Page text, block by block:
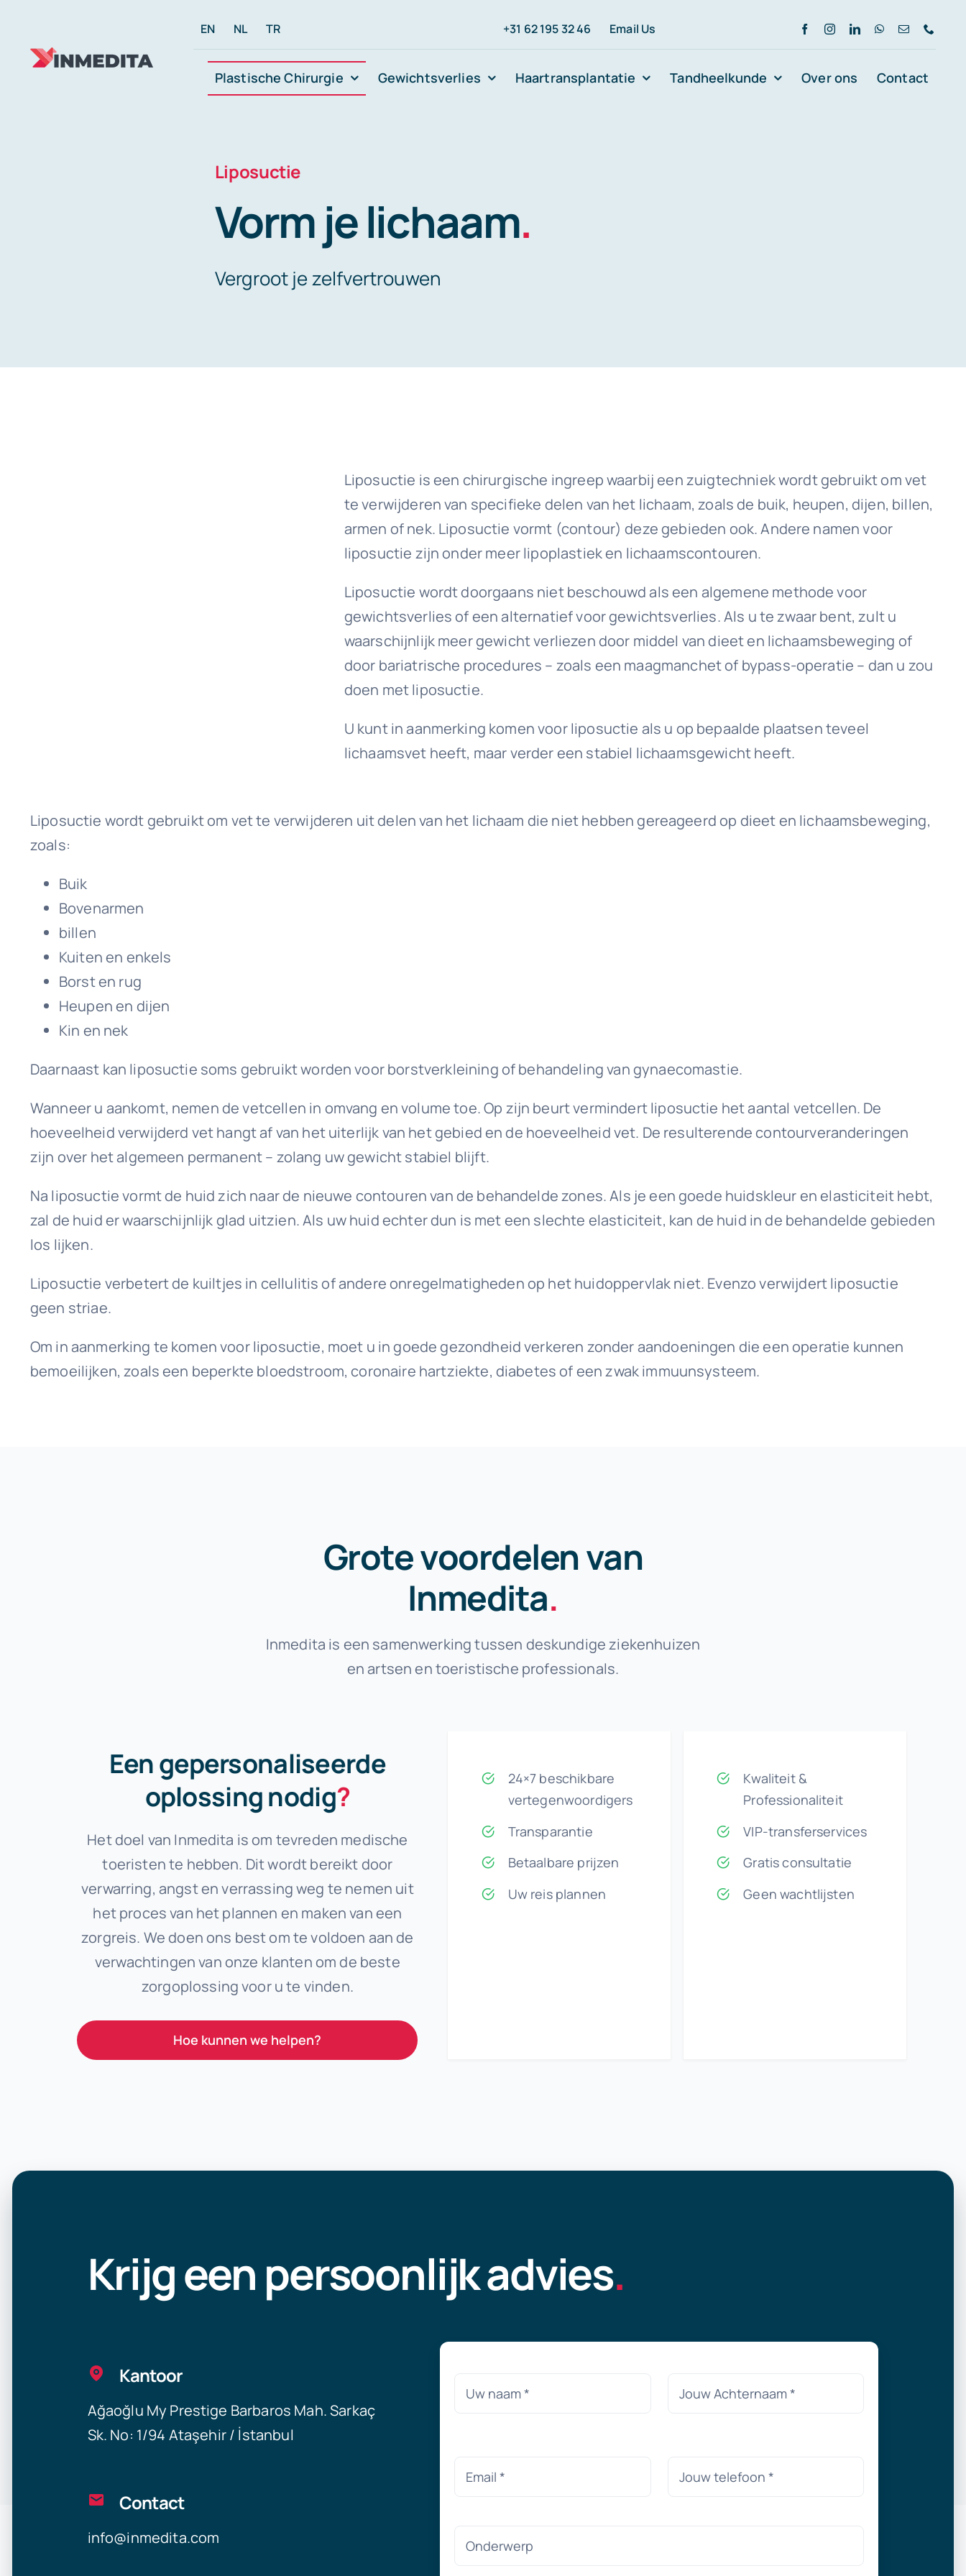
content
EN NL TR +31 62 195 32 46 Email Us
Plastische Chirurgie Gewichtsverlies Haartransplantatie Tandheelkunde Over ons Contact
Liposuctie
Vorm je lichaam.
Vergroot je zelfvertrouwen
Liposuctie is een chirurgische ingreep waarbij een zuigtechniek wordt gebruikt om vet
te verwijderen van specifieke delen van het lichaam, zoals de buik, heupen, dijen, billen,
armen of nek. Liposuctie vormt (contour) deze gebieden ook. Andere namen voor
liposuctie zijn onder meer lipoplastiek en lichaamscontouren.
Liposuctie wordt doorgaans niet beschouwd als een algemene methode voor
gewichtsverlies of een alternatief voor gewichtsverlies. Als u te zwaar bent, zult u
waarschijnlijk meer gewicht verliezen door middel van dieet en lichaamsbeweging of
door bariatrische procedures – zoals een maagmanchet of bypass-operatie – dan u zou
doen met liposuctie.
U kunt in aanmerking komen voor liposuctie als u op bepaalde plaatsen teveel
lichaamsvet heeft, maar verder een stabiel lichaamsgewicht heeft.
Liposuctie wordt gebruikt om vet te verwijderen uit delen van het lichaam die niet hebben gereageerd op dieet en lichaamsbeweging,
zoals:
Buik
Bovenarmen
billen
Kuiten en enkels
Borst en rug
Heupen en dijen
Kin en nek
Daarnaast kan liposuctie soms gebruikt worden voor borstverkleining of behandeling van gynaecomastie.
Wanneer u aankomt, nemen de vetcellen in omvang en volume toe. Op zijn beurt vermindert liposuctie het aantal vetcellen. De
hoeveelheid verwijderd vet hangt af van het uiterlijk van het gebied en de hoeveelheid vet. De resulterende contourveranderingen
zijn over het algemeen permanent – zolang uw gewicht stabiel blijft.
Na liposuctie vormt de huid zich naar de nieuwe contouren van de behandelde zones. Als je een goede huidskleur en elasticiteit hebt,
zal de huid er waarschijnlijk glad uitzien. Als uw huid echter dun is met een slechte elasticiteit, kan de huid in de behandelde gebieden
los lijken.
Liposuctie verbetert de kuiltjes in cellulitis of andere onregelmatigheden op het huidoppervlak niet. Evenzo verwijdert liposuctie
geen striae.
Om in aanmerking te komen voor liposuctie, moet u in goede gezondheid verkeren zonder aandoeningen die een operatie kunnen
bemoeilijken, zoals een beperkte bloedstroom, coronaire hartziekte, diabetes of een zwak immuunsysteem.
Grote voordelen van
Inmedita.
Inmedita is een samenwerking tussen deskundige ziekenhuizen
en artsen en toeristische professionals.
Een gepersonaliseerde
oplossing nodig?
Het doel van Inmedita is om tevreden medische
toeristen te hebben. Dit wordt bereikt door
verwarring, angst en verrassing weg te nemen uit
het proces van het plannen en maken van een
zorgreis. We doen ons best om te voldoen aan de
verwachtingen van onze klanten om de beste
zorgoplossing voor u te vinden.
Hoe kunnen we helpen?
24×7 beschikbare
vertegenwoordigers
Transparantie
Betaalbare prijzen
Uw reis plannen
Kwaliteit &
Professionaliteit
VIP-transferservices
Gratis consultatie
Geen wachtlijsten
Krijg een persoonlijk advies.
Kantoor
Ağaoğlu My Prestige Barbaros Mah. Sarkaç
Sk. No: 1/94 Ataşehir / İstanbul
Contact
info@inmedita.com